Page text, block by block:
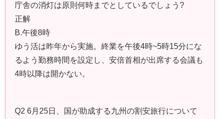
庁舎の消灯は原則何時までとしているでしょう?
正解
B.午後8時
ゆう活は昨年から実施。終業を午後4時~5時15分にな
るよう勤務時間を設定し、安倍首相が出席する会議も
4時以降は開かない。
Q2 6月25日、国が助成する九州の割安旅行について